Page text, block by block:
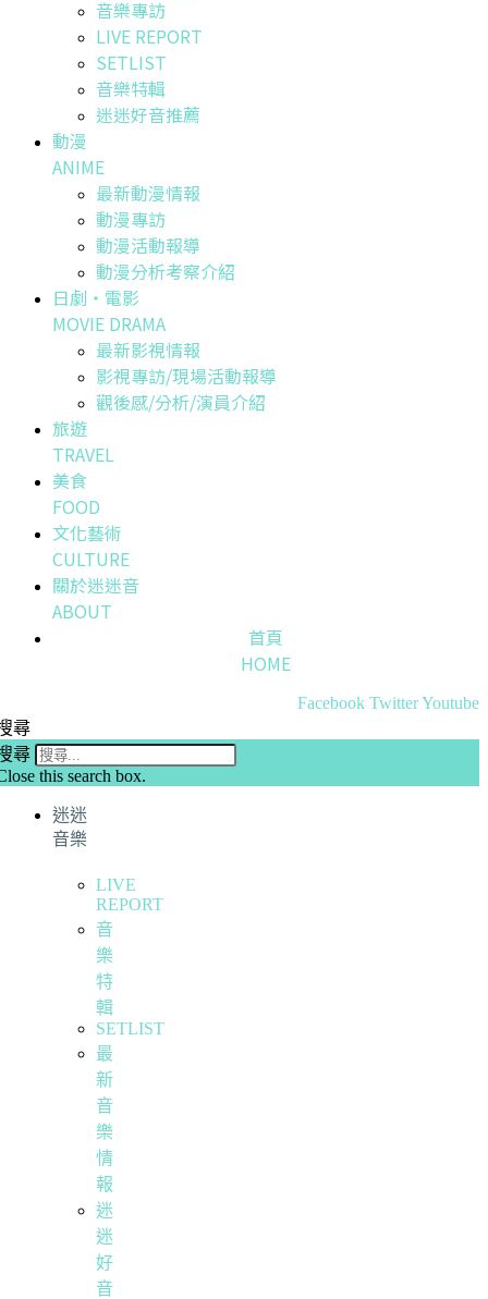
音樂專訪
LIVE REPORT
SETLIST
音樂特輯
迷迷好音推薦
動漫
ANIME
最新動漫情報
動漫專訪
動漫活動報導
動漫分析考察介紹
日劇・電影
MOVIE DRAMA
最新影視情報
影視專訪/現場活動報導
觀後感/分析/演員介紹
旅遊
TRAVEL
美食
FOOD
文化藝術
CULTURE
關於迷迷音
ABOUT
首頁
HOME
Facebook TwitterYoutube
尋
尋
this search box.
迷迷
音樂
LIVE
REPORT
音
樂
特
輯
SETLIST
最
新
音
樂
情
報
迷
迷
好
音